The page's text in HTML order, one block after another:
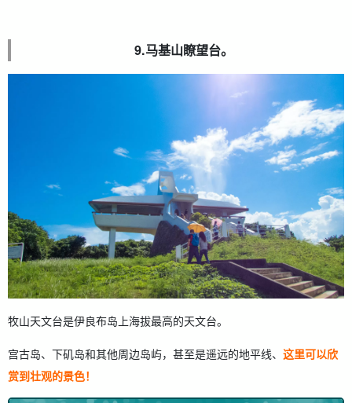
9.马基山瞭望台。
牧山天文台是伊良布岛上海拔最高的天文台。
宫古岛、下矶岛和其他周边岛屿，甚至是遥远的地平线、 这里可以欣
赏到壮观的景色！